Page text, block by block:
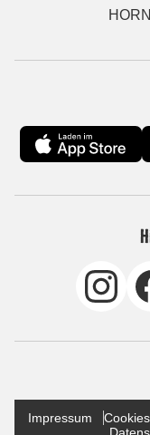
Impressum Cookies